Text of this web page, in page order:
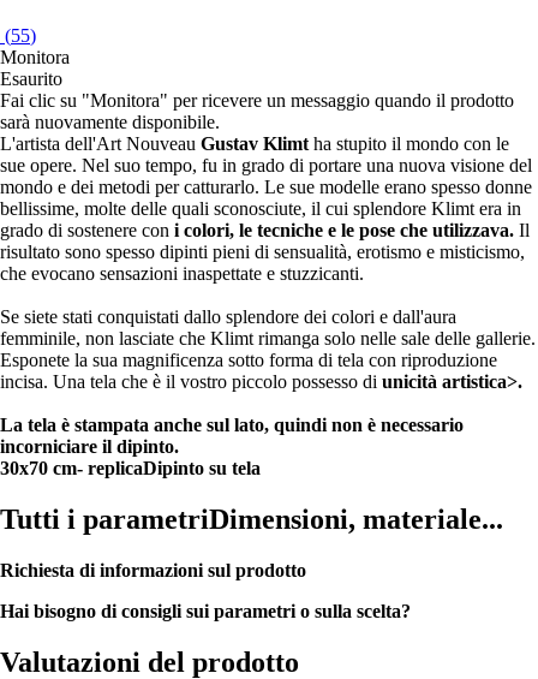
(55)
Monitora
Esaurito
Fai clic su "Monitora" per ricevere un messaggio quando il prodotto
sarà nuovamente disponibile.
L'artista dell'Art Nouveau Gustav Klimt ha stupito il mondo con le
sue opere. Nel suo tempo, fu in grado di portare una nuova visione del
mondo e dei metodi per catturarlo. Le sue modelle erano spesso donne
bellissime, molte delle quali sconosciute, il cui splendore Klimt era in
grado di sostenere con i colori, le tecniche e le pose che utilizzava. Il
risultato sono spesso dipinti pieni di sensualità, erotismo e misticismo,
che evocano sensazioni inaspettate e stuzzicanti.
Se siete stati conquistati dallo splendore dei colori e dall'aura
femminile, non lasciate che Klimt rimanga solo nelle sale delle gallerie.
Esponete la sua magnificenza sotto forma di tela con riproduzione
incisa. Una tela che è il vostro piccolo possesso di unicità artistica>.
La tela è stampata anche sul lato, quindi non è necessario
incorniciare il dipinto.
30x70 cm- replicaDipinto su tela
Tutti i parametriDimensioni, materiale...
Richiesta di informazioni sul prodotto
Hai bisogno di consigli sui parametri o sulla scelta?
Valutazioni del prodotto